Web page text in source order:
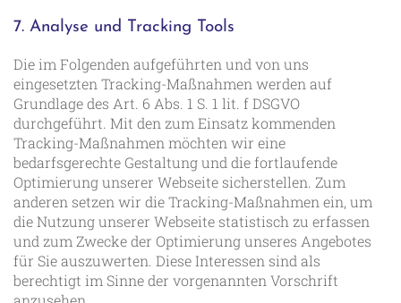
7. Analyse und Tracking Tools
Die im Folgenden aufgeführten und von uns
eingesetzten Tracking-Maßnahmen werden auf
Grundlage des Art. 6 Abs. 1 S. 1 lit. f DSGVO
durchgeführt. Mit den zum Einsatz kommenden
Tracking-Maßnahmen möchten wir eine
bedarfsgerechte Gestaltung und die fortlaufende
Optimierung unserer Webseite sicherstellen. Zum
anderen setzen wir die Tracking-Maßnahmen ein, um
die Nutzung unserer Webseite statistisch zu erfassen
und zum Zwecke der Optimierung unseres Angebotes
für Sie auszuwerten. Diese Interessen sind als
berechtigt im Sinne der vorgenannten Vorschrift